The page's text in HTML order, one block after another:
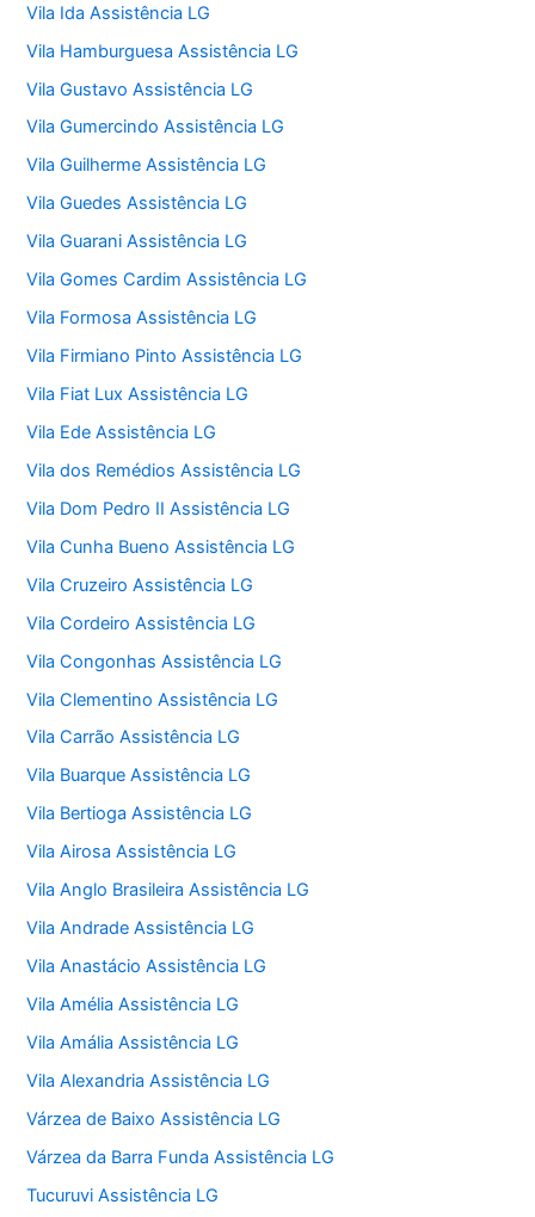
Vila Ida Assistência LG
Vila Hamburguesa Assistência LG
Vila Gustavo Assistência LG
Vila Gumercindo Assistência LG
Vila Guilherme Assistência LG
Vila Guedes Assistência LG
Vila Guarani Assistência LG
Vila Gomes Cardim Assistência LG
Vila Formosa Assistência LG
Vila Firmiano Pinto Assistência LG
Vila Fiat Lux Assistência LG
Vila Ede Assistência LG
Vila dos Remédios Assistência LG
Vila Dom Pedro II Assistência LG
Vila Cunha Bueno Assistência LG
Vila Cruzeiro Assistência LG
Vila Cordeiro Assistência LG
Vila Congonhas Assistência LG
Vila Clementino Assistência LG
Vila Carrão Assistência LG
Vila Buarque Assistência LG
Vila Bertioga Assistência LG
Vila Airosa Assistência LG
Vila Anglo Brasileira Assistência LG
Vila Andrade Assistência LG
Vila Anastácio Assistência LG
Vila Amélia Assistência LG
Vila Amália Assistência LG
Vila Alexandria Assistência LG
Várzea de Baixo Assistência LG
Várzea da Barra Funda Assistência LG
Tucuruvi Assistência LG